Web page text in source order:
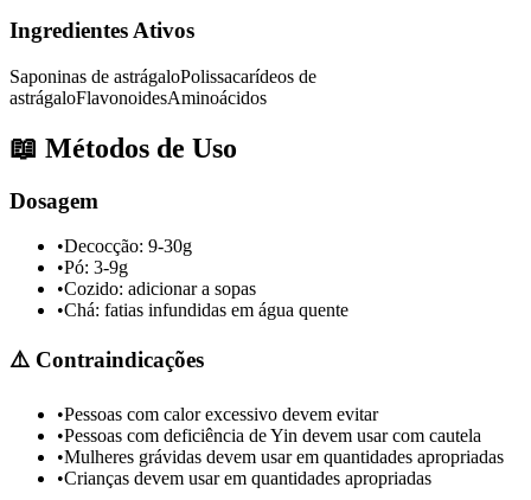
Ingredientes Ativos
Saponinas de astrágaloPolissacarídeos de
astrágaloFlavonoidesAminoácidos
📖 Métodos de Uso
Dosagem
•Decocção: 9-30g
•Pó: 3-9g
•Cozido: adicionar a sopas
•Chá: fatias infundidas em água quente
⚠️ Contraindicações
•Pessoas com calor excessivo devem evitar
•Pessoas com deficiência de Yin devem usar com cautela
•Mulheres grávidas devem usar em quantidades apropriadas
•Crianças devem usar em quantidades apropriadas